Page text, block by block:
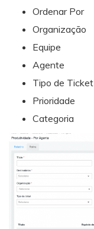
Ordenar Por
Organização
Equipe
Agente
Tipo de Ticket
Prioridade
Categoria